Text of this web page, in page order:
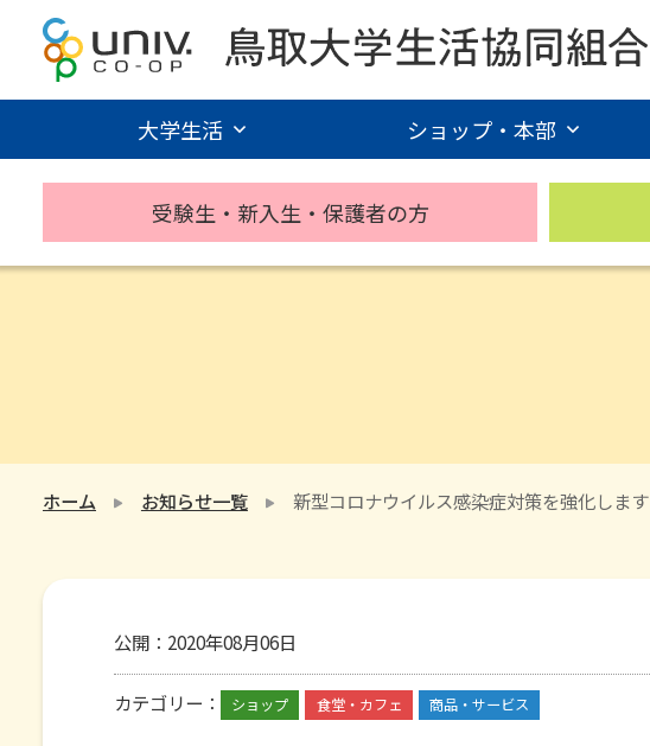
大学生活 ショップ・本部
受験生・新入生・保護者の方
ホーム お知らせ一覧 新型コロナウイルス感染症対策を強化します
公開： 2020年08月06日
カテゴリー： ショップ 食堂・カフェ 商品・サービス